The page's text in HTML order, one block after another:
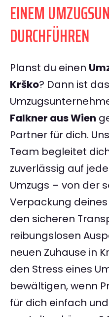
EINEM
DURCHFÜHREN
Planst du einen
Krško? Dann ist das
Falkner aus Wien
Partner für dich.
Team begleitet
zuverlässig auf
Umzugs – von der
Verpackung
den sicheren
reibungslosen
neuen Zuhause in
den Stress eines
bewältigen, wenn
für dich einfach